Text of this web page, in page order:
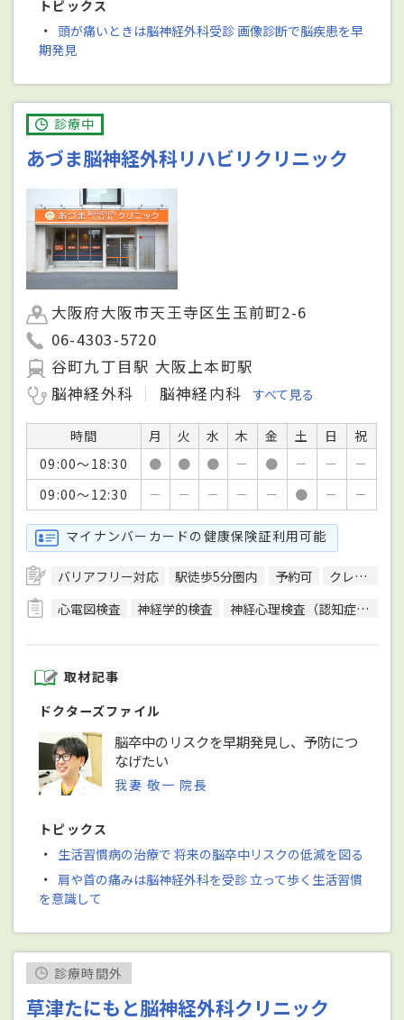
トピックス
・ 頭が痛いときは脳神経外科受診 画像診断で脳疾患を早
期発見
診療中
あづま脳神経外科リハビリクリニック
大阪府大阪市天王寺区生玉前町2-6
06-4303-5720
谷町九丁目駅 大阪上本町駅
脳神経外科
脳神経内科 すべて見る
時間 月 火 水 木 金 土 日
祝
09:00～18:30
● ● ● － ● － －
－
09:00～12:30
－ － － － － ● － －
マイナンバーカードの健康保険証利用可能
バリアフリー対応 駅徒歩5分圏内 予約可
クレジットカード対応
心電図検査
神経学的検査 神経心理検査（認知症検査）
取材記事
ドクターズファイル
脳卒中のリスクを早期発見し、予防につ
なげたい
我妻 敬一 院長
トピックス
・ 生活習慣病の治療で 将来の脳卒中リスクの低減を図る
・ 肩や首の痛みは脳神経外科を受診 立って歩く生活習慣
を意識して
診療時間外
草津たにもと脳神経外科クリニック